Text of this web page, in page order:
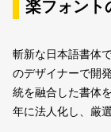
楽フォント
斬新な日本語書体
のデザイナーで開
統を融合した書体
年に法人化し、厳